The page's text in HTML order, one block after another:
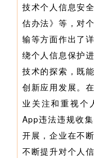
技术个人信息安
估办法》等，对
输等方面作出了
绕个人信息保护
技术的探索，既
创新应用发展。
业关注和重视个
App违法违规收
开展，企业在不
不断提升对个人